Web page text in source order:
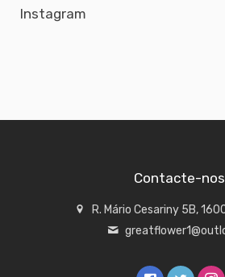
Instagram
Contacte-
R. Mário Cesariny 5B,